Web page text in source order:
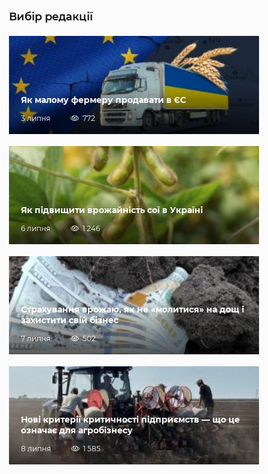
Вибір редакції
Як малому фермеру продавати в ЄС
3 липня 772
Як підвищити врожайність сої в Україні
6 липня 1 246
Страхування врожаю, як не «молитися» на дощ і
захистити свій бізнес
7 липня 502
Нові критерії критичності підприємств — що це
означає для агробізнесу
8 липня 1 585